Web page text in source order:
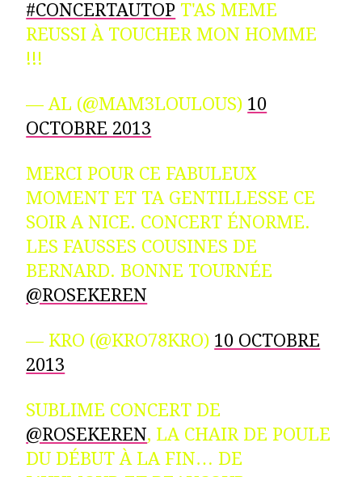
#CONCERTAUTOP T'AS MEME
REUSSI À TOUCHER MON HOMME
!!!
— AL (@MAM3LOULOUS) 10
OCTOBRE 2013
MERCI POUR CE FABULEUX
MOMENT ET TA GENTILLESSE CE
SOIR A NICE. CONCERT ÉNORME.
LES FAUSSES COUSINES DE
BERNARD. BONNE TOURNÉE
@ROSEKEREN
— KRO (@KRO78KRO) 10 OCTOBRE
2013
SUBLIME CONCERT DE
@ROSEKEREN, LA CHAIR DE POULE
DU DÉBUT À LA FIN… DE